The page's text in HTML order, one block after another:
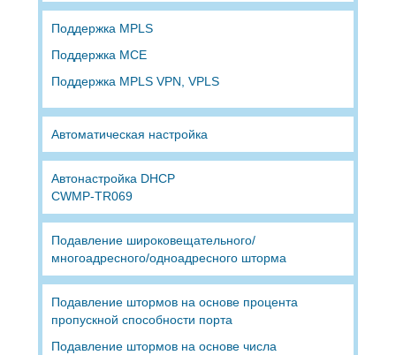
Поддержка MPLS
Поддержка MCE
Поддержка MPLS VPN, VPLS
Автоматическая настройка
Автонастройка DHCP
CWMP-TR069
Подавление широковещательного/
многоадресного/одноадресного шторма
Подавление штормов на основе процента
пропускной способности порта
Подавление штормов на основе числа